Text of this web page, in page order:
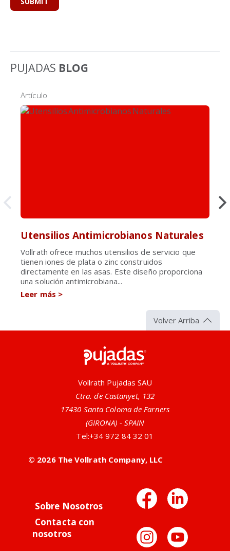
PUJADAS BLOG
Artículo
Utensilios Antimicrobianos Naturales
Vollrath ofrece muchos utensilios de servicio que
tienen iones de plata o zinc construidos
directamente en las asas. Este diseño proporciona
una solución antimicrobiana...
Leer más >
Volver Arriba
Vollrath Pujadas SAU
Ctra. de Castanyet, 132
17430 Santa Coloma de Farners
(GIRONA) - SPAIN
Tel:+34 972 84 32 01
© 2026 The Vollrath Company, LLC
Sobre Nosotros
Contacta con
nosotros